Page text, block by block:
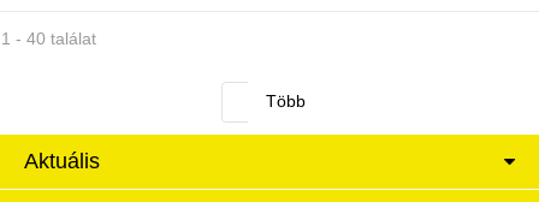
1 - 40 találat
Aktuális